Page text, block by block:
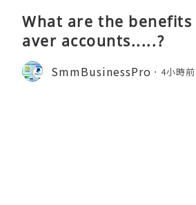
What are the
aver accounts.....?
SmmBusinessPro 4小時前